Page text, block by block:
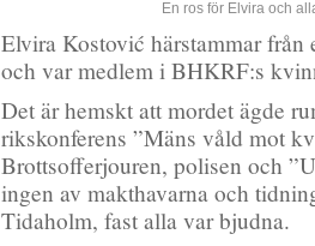
En ros för Elvira och
Elvira Kostović härstammar
och var medlem i BHKRF:s
Det är hemskt att mordet ägde
rikskonferens ”Mäns våld mot
Brottsofferjouren, polisen och
ingen av makthavarna och
Tidaholm, fast alla var bjudna.